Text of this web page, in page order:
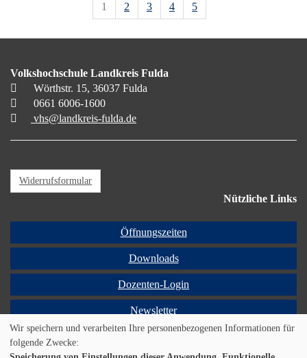
1 2 3 4 5
Volkshochschule Landkreis Fulda
Wörthstr. 15, 36037 Fulda
0661 6006-1600
vhs@landkreis-fulda.de
Widerrufsformular
Nützliche Links
Öffnungszeiten
Downloads
Dozenten-Login
Newsletter
Programmheft
Wir speichern und verarbeiten Ihre personenbezogenen Informationen für
folgende Zwecke: